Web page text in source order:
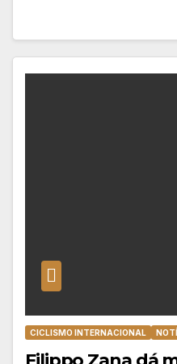
CICLISMO INTERNACIONAL